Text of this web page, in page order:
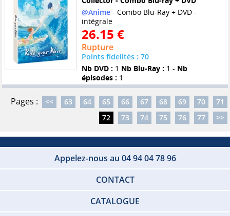
@Anime- Combo Blu-Ray + DVD -
intégrale
26.15 €
Rupture
Points fidelités : 70
Nb DVD : 1 Nb Blu-Ray : 1 - Nb
épisodes : 1
Pages : << 63 64 65 66 67 68 69 70
71
72
73 74 75 76 77 >>
Appelez-nous au 04 94 04 78 96
CONTACT
CATALOGUE